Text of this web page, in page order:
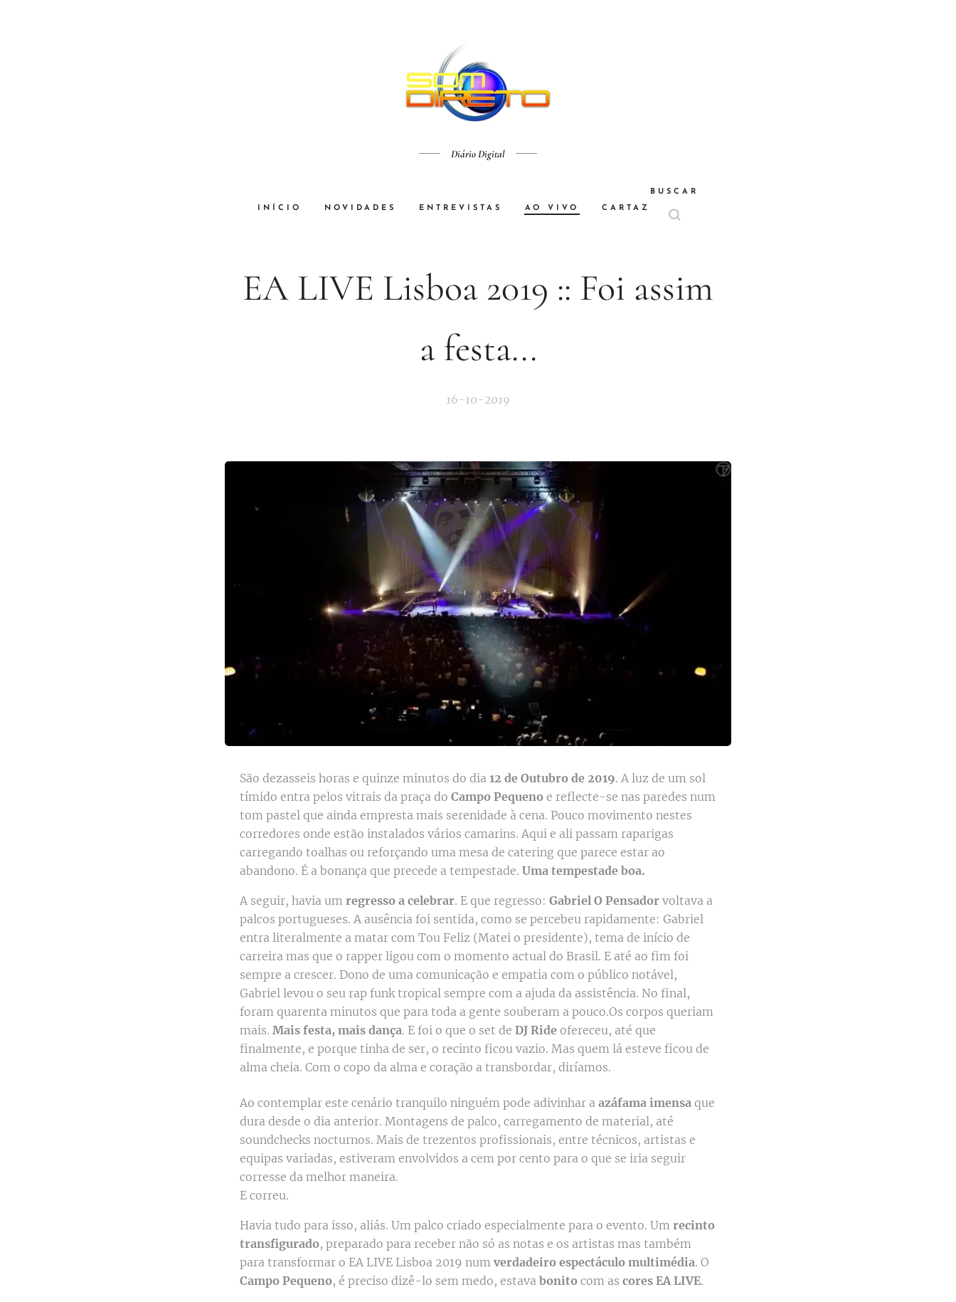
Diário Digital
INÍCIO NOVIDADES ENTREVISTAS AO VIVO CARTAZ
BUSCAR
EA LIVE Lisboa 2019 :: Foi assim
a festa...
16-10-2019
São dezasseis horas e quinze minutos do dia 12 de Outubro de 2019. A luz de um sol
tímido entra pelos vitrais da praça do Campo Pequeno e reflecte-se nas paredes num
tom pastel que ainda empresta mais serenidade à cena. Pouco movimento nestes
corredores onde estão instalados vários camarins. Aqui e ali passam raparigas
carregando toalhas ou reforçando uma mesa de catering que parece estar ao
abandono. É a bonança que precede a tempestade. Uma tempestade boa.
A seguir, havia um regresso a celebrar. E que regresso: Gabriel O Pensador voltava a
palcos portugueses. A ausência foi sentida, como se percebeu rapidamente: Gabriel
entra literalmente a matar com Tou Feliz (Matei o presidente), tema de início de
carreira mas que o rapper ligou com o momento actual do Brasil. E até ao fim foi
sempre a crescer. Dono de uma comunicação e empatia com o público notável,
Gabriel levou o seu rap funk tropical sempre com a ajuda da assistência. No final,
foram quarenta minutos que para toda a gente souberam a pouco.Os corpos queriam
mais. Mais festa, mais dança. E foi o que o set de DJ Ride ofereceu, até que
finalmente, e porque tinha de ser, o recinto ficou vazio. Mas quem lá esteve ficou de
alma cheia. Com o copo da alma e coração a transbordar, diríamos.
Ao contemplar este cenário tranquilo ninguém pode adivinhar a azáfama imensa que
dura desde o dia anterior. Montagens de palco, carregamento de material, até
soundchecks nocturnos. Mais de trezentos profissionais, entre técnicos, artistas e
equipas variadas, estiveram envolvidos a cem por cento para o que se iria seguir
corresse da melhor maneira.
E correu.
Havia tudo para isso, aliás. Um palco criado especialmente para o evento. Um recinto
transfigurado, preparado para receber não só as notas e os artistas mas também
para transformar o EA LIVE Lisboa 2019 num verdadeiro espectáculo multimédia. O
Campo Pequeno, é preciso dizê-lo sem medo, estava bonito com as cores EA LIVE.